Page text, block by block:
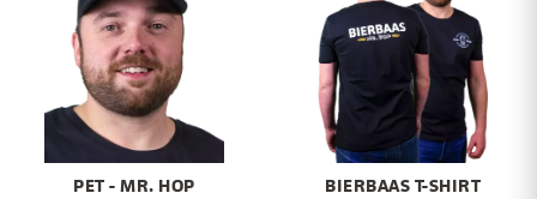
PET - MR. HOP BIERBAAS T-SHIRT